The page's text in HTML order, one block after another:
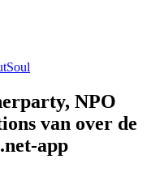
Soul
NPO
van over de
app